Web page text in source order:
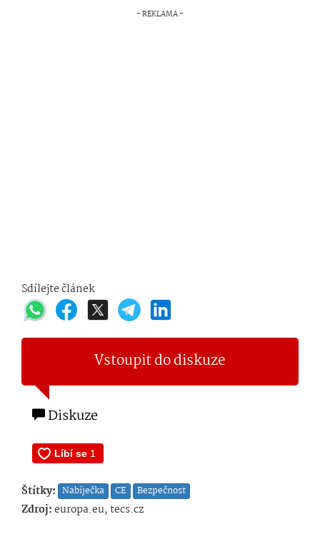
Sdílejte článek
Vstoupit do diskuze
Diskuze
Štítky: Nabíječka CE Bezpečnost
Zdroj:europa.eu, tecs.cz